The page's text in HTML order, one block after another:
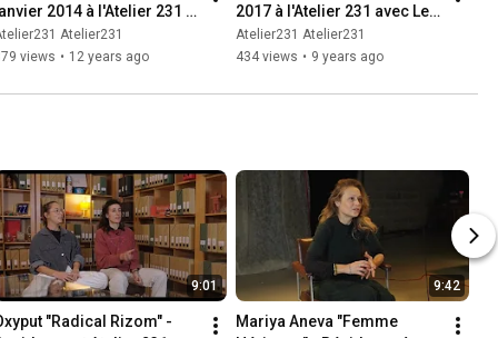
2014 à l'Atelier 231
2] Atelier231
views • 12 years ago
2017 à l'Atelier 231 avec Le
Petit Théâtre de Pain
Atelier231 Atelier231
434 views • 9 years ago
9:01
"Radical Rizom" -
9:42
Mariya Aneva "Femme